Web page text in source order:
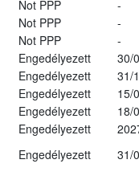
Not PPP
-
Not PPP
-
Not PPP
-
Engedélyezett
30/
Engedélyezett
31/
Engedélyezett
15/
Engedélyezett
18/
Engedélyezett
Engedélyezett
31/